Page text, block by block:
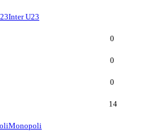
Inter U23
0
0
0
14
Monopoli